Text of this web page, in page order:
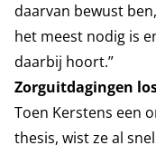
daarvan bewust
het meest nodig is
daarbij hoort.”
Zorguitdagingen
Toen Kerstens een
thesis, wist ze al